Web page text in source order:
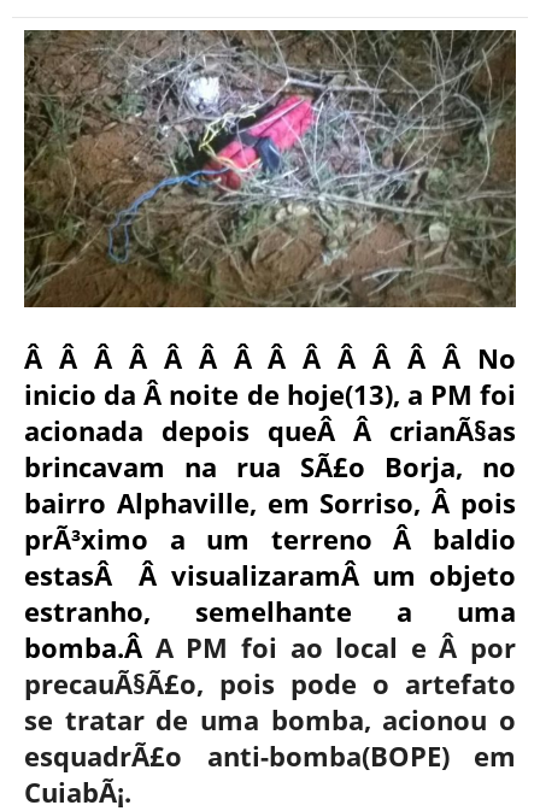
Â Â Â Â Â Â Â Â Â Â Â Â Â No
inicio da Â noite de hoje(13), a PM foi
acionada depois queÂ Â crianÃ§as
brincavam na rua SÃ£o Borja, no
bairro Alphaville, em Sorriso, Â pois
prÃ³ximo a um terreno Â baldio
estasÂ Â visualizaramÂ um objeto
estranho, semelhante a uma
bomba.Â A PM foi ao local e Â por
precauÃ§Ã£o, pois pode o artefato
se tratar de uma bomba, acionou o
esquadrÃ£o anti-bomba(BOPE) em
CuiabÃ¡.